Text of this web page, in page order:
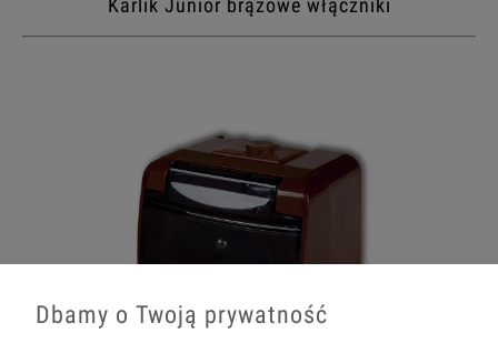
Karlik Junior brązowe włączniki
Dbamy o Twoją prywatność